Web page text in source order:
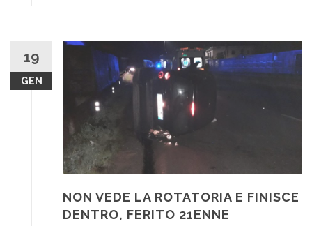
19
GEN
NON VEDE LA ROTATORIA E FINISCE
DENTRO, FERITO 21ENNE